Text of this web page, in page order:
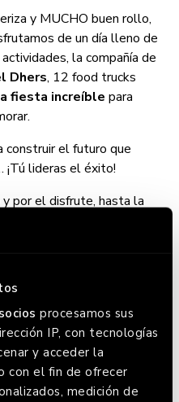
procesamos sus
IP, con tecnologías
y acceder la
con el fin de ofrecer
medición de
y MUCHO buen rollo,
de un día lleno de
la compañía de
Dhers, 12 food trucks
fiesta increíble para
construir el futuro que
¡Tú lideras el éxito!
por el disfrute, hasta la
🚀